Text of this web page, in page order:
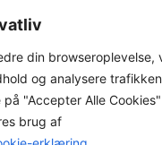
din browseroplevelse,
og analysere
"Accepter Alle Cookies"
brug af